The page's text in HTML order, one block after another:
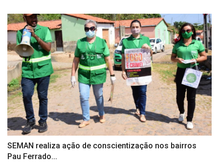
SEMAN realiza ação de conscientização nos bairros
Pau Ferrado...